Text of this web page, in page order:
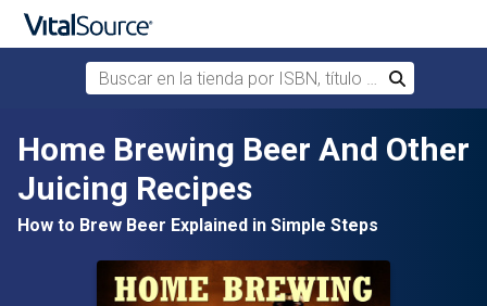
Saltar al contenido principal
Buscar en la tienda por ISBN, título o autor
Buscar
Home Brewing Beer And Other
Juicing Recipes
How to Brew Beer Explained in Simple Steps